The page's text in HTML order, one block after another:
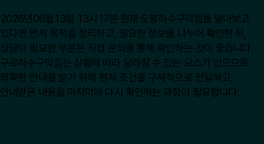
2026년06월13일 13시17분 현재 도봉하수구막힘를 알아보고
있다면 먼저 목적을 정리하고, 필요한 정보를 나누어 확인한 뒤,
상담이 필요한 부분은 직접 문의를 통해 확인하는 것이 좋습니다.
구로하수구막힘는 상황에 따라 달라질 수 있는 요소가 있으므로
정확한 안내를 받기 위해 현재 조건을 구체적으로 전달하고,
안내받은 내용을 마지막에 다시 확인하는 과정이 필요합니다.